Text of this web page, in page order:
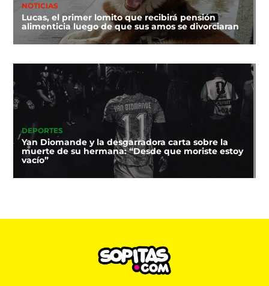
NOTICIAS
Lucas, el primer lomito que recibirá pensión
alimenticia luego de que sus amos se divorciaran
DEPORTES
Yan Diomande y la desgarradora carta sobre la
muerte de su hermana: “Desde que moriste estoy
vacío”